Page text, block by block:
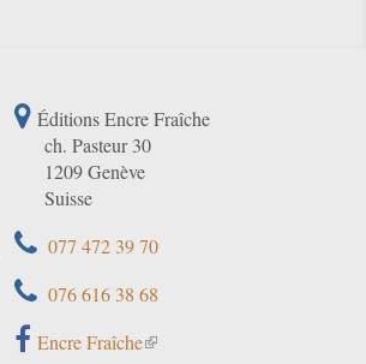
Éditions Encre Fraîche
ch. Pasteur 30
1209 Genève
Suisse
077 472 39 70
076 616 38 68
Encre Fraîche